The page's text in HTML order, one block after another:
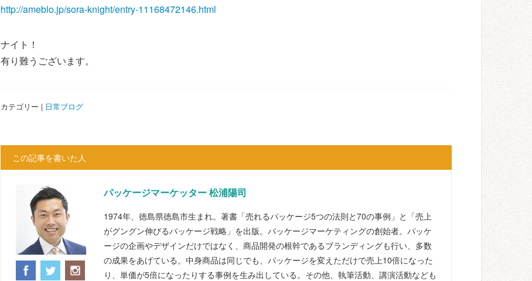
http://ameblo.jp/sora-knight/entry-11168472146.html
ナイト！
有り難うございます。
カテゴリー | 日常ブログ
この記事を書いた人
パッケージマーケッター 松浦陽司
1974年、徳島県徳島市生まれ。著書「売れるパッケージ5つの法則と70の事例」と「売上
がグングン伸びるパッケージ戦略」を出版。パッケージマーケティングの創始者。パッケ
ージの企画やデザインだけではなく、商品開発の根幹であるブランディングも行い、多数
の成果をあげている。中身商品は同じでも、パッケージを変えただけで売上10倍になった
り、単価が5倍になったりする事例を生み出している。その他、執筆活動、講演活動なども